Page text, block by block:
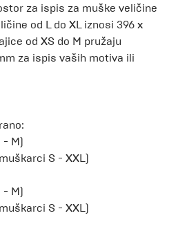
za ispis za muške veličine
od L do XL iznosi 396 x
od XS do M pružaju
za ispis vaših motiva ili
- M)
S - XXL)
- M)
S - XXL)